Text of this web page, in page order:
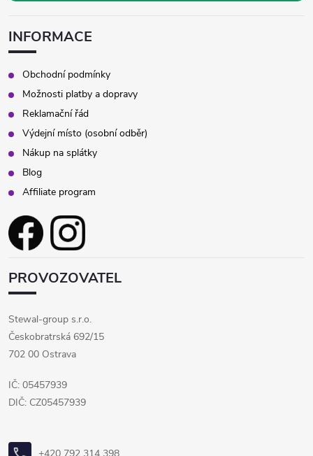
INFORMACE
Obchodní podmínky
Možnosti platby a dopravy
Reklamační řád
Výdejní místo (osobní odběr)
Nákup na splátky
Blog
Affiliate program
PROVOZOVATEL
Stewal-group s.r.o.
Českobratrská 692/15
702 00 Ostrava
IČ: 05457939
DIČ: CZ05457939